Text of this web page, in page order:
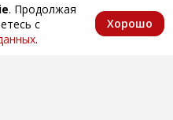
. Продолжая
с
.
Хорошо
Корзина Аккаунт